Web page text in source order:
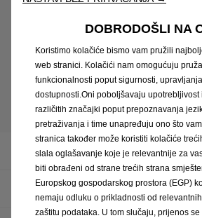
mobilne mreže. Dostupnost i opseg usluge
vozilu. Opcijska ponuda.
² Apple CarPlay je zaštićeni znak tvrtke Apple
zaštićeni znak tvrtke Google Inc. Kompatibilne
www.apple.com/de/ios/carplay ili
Navigacija
Multimedia
DOBRODOŠLI NA
Koristimo kolačiće bismo vam pružili
web stranici. Kolačići nam omogućuju
funkcionalnosti poput sigurnosti,
dostupnosti.Oni poboljšavaju upotrebljivost
različitih značajki poput prepoznavanja
pretraživanja i time unapređuju ono što
stranica također može koristiti kolačiće
slala oglašavanje koje je relevantnije za
biti obrađeni od strane trećih strana
Europskog gospodarskog prostora (EGP)
nemaju odluku o prikladnosti od
zaštitu podataka. U tom slučaju, prijenos